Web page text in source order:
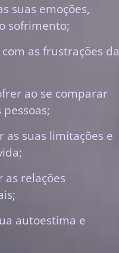
suas emoções,
sofrimento;
as frustrações da
ao se comparar
as suas limitações e
as relações
autoestima e